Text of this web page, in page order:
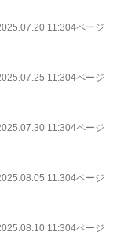
11:304ページ
11:304ページ
11:304ページ
11:304ページ
11:304ページ